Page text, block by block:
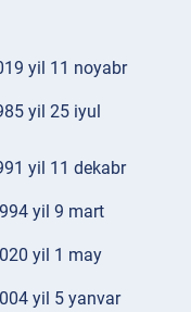
yil 11 noyabr
yil 25 iyul
yil 11 dekabr
yil 9 mart
yil 1 may
yil 5 yanvar